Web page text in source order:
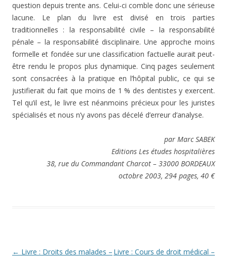
question depuis trente ans. Celui-ci comble donc une sérieuse
lacune. Le plan du livre est divisé en trois parties
traditionnelles : la responsabilité civile – la responsabilité
pénale – la responsabilité disciplinaire. Une approche moins
formelle et fondée sur une classification factuelle aurait peut-
être rendu le propos plus dynamique. Cinq pages seulement
sont consacrées à la pratique en l’hôpital public, ce qui se
justifierait du fait que moins de 1 % des dentistes y exercent.
Tel qu’il est, le livre est néanmoins précieux pour les juristes
spécialisés et nous n’y avons pas décelé d’erreur d’analyse.
par Marc SABEK
Editions Les études hospitalières
38, rue du Commandant Charcot – 33000 BORDEAUX
octobre 2003, 294 pages, 40 €
Navigation
← Livre : Droits des malades – Livre : Cours de droit médical –